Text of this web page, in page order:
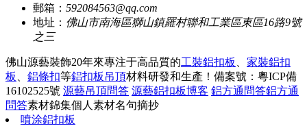
郵箱： 592084563@qq.com
地址： 佛山市南海區獅山鎮羅村聯和工業區東區16路9號
之三
佛山源藝裝飾20年來專注于高品質的工裝鋁扣板
家裝鋁扣
板
鋁條扣等鋁扣板吊頂材料研發和生產！ 備案號：粵ICP備
16102525號 源藝吊頂問答 源藝鋁扣板博客 鋁方通問答鋁方通
問答素材錦集個人素材名句摘抄
噴涂鋁扣板